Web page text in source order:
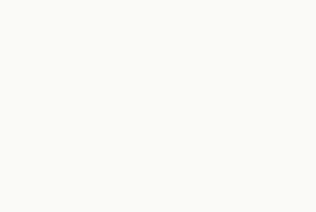
referente a nimal...